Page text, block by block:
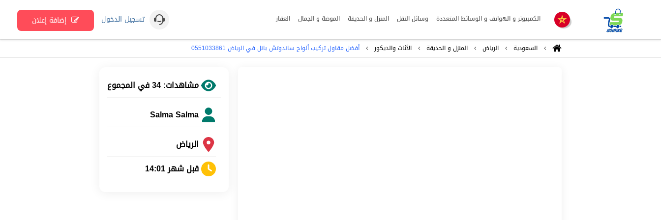
الكمبيوتر و الهواتف و الوسائط المتعددة وسائل النقل المنزل و الحديقة الموضة و الجمال العقار تسجيل الدخول إضافة إعلان
السعودية الرياض المنزل و الحديقة الأثاث والديكور أفضل مقاول تركيب ألواح ساندوتش بانل في الرياض 0551033861
مشاهدات: 34 في المجموع
Salma Salma
الرياض
قبل شهر 14:01